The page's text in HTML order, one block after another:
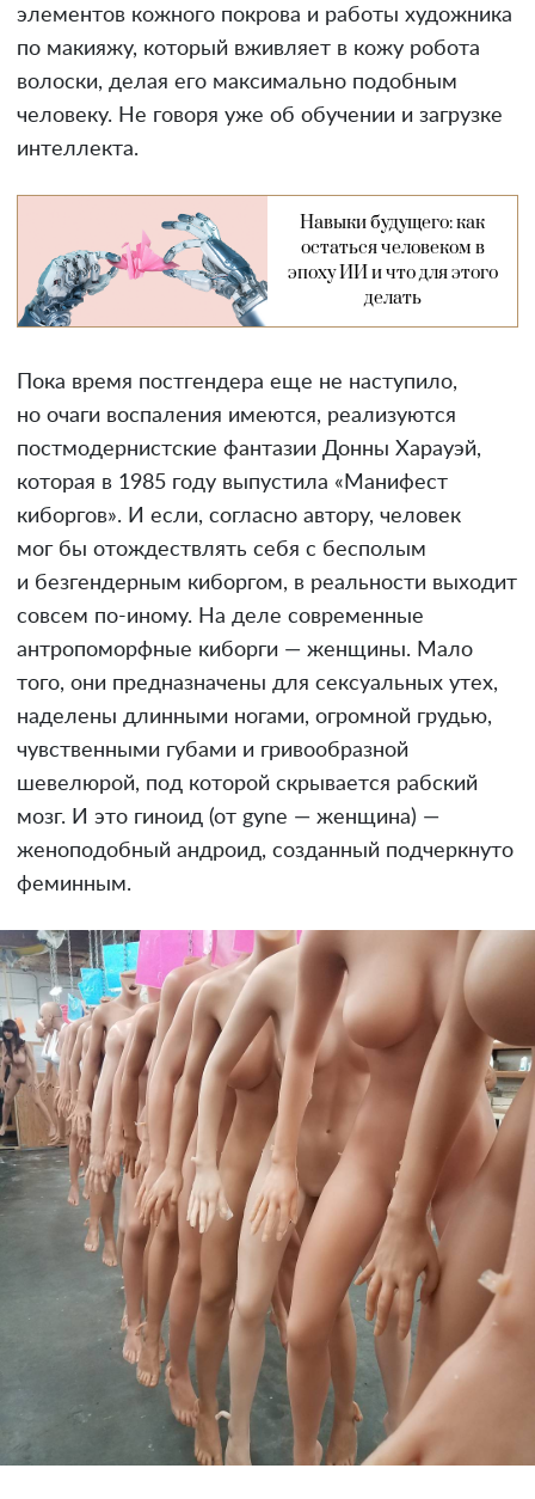
элементов кожного покрова и работы художника
по макияжу, который вживляет в кожу робота
волоски, делая его максимально подобным
человеку. Не говоря уже об обучении и загрузке
интеллекта.
Навыки будущего: как
остаться человеком в
эпоху ИИ и что для этого
делать
Пока время постгендера еще не наступило,
но очаги воспаления имеются, реализуются
постмодернистские фантазии Донны Харауэй,
которая в 1985 году выпустила «Манифест
киборгов». И если, согласно автору, человек
мог бы отождествлять себя с бесполым
и безгендерным киборгом, в реальности выходит
совсем по-иному. На деле современные
антропоморфные киборги — женщины. Мало
того, они предназначены для сексуальных утех,
наделены длинными ногами, огромной грудью,
чувственными губами и гривообразной
шевелюрой, под которой скрывается рабский
мозг. И это гиноид (от gyne — женщина) —
женоподобный андроид, созданный подчеркнуто
феминным.